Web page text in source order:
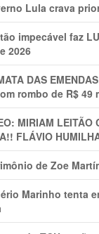
Lula crava
impecável faz
2026
DAS
rombo de R$ 49
MIRIAM LEITÃO
FLÁVIO
de Zoe
Marinho tenta